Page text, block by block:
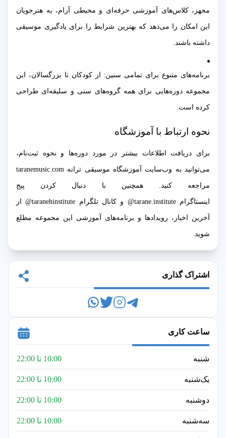
مجهز، کلاس‌های آموزشی حرفه‌ای و محیطی آرام، به هنرجویان
این امکان را می‌دهد که بهترین شرایط را برای یادگیری موسیقی
داشته باشند.
برنامه‌های متنوع برای تمامی سنین: از کودکان تا بزرگسالان، این
مجموعه دوره‌هایی برای همه گروه‌های سنی و سلیقه‌ای طراحی
کرده است.
نحوه ارتباط با آموزشگاه
برای دریافت اطلاعات بیشتر در مورد دوره‌ها و نحوه ثبت‌نام،
می‌توانید به وب‌سایت آموزشگاه موسیقی ترانه taranemusic.com
مراجعه کنید. همچنین با دنبال کردن پیج
اینستاگرام tarane.institute@ و کانال تلگرام taranehinstitute@ از
آخرین اخبار، رویدادها و برنامه‌های آموزشی این مجموعه مطلع
شوید.
اشتراک گذاری
ساعت کاری
شنبه 10:00 تا 22:00
یک‌شنبه 10:00 تا 22:00
دوشنبه 10:00 تا 22:00
سه‌شنبه 10:00 تا 22:00